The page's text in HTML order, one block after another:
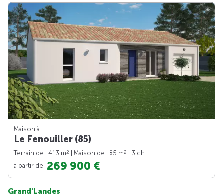
Maison à
Le Fenouiller (85)
Terrain de : 413 m2 | Maison de : 85 m2
| 3 ch.
à partir de 269 900 €
Grand'Landes